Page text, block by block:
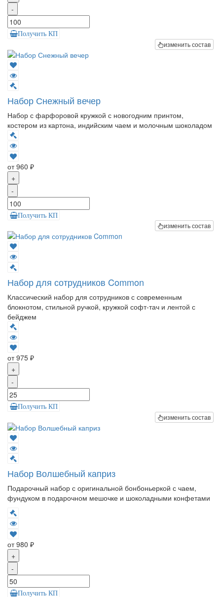
-
Получить КП
изменить состав
Набор Снежный вечер
Набор с фарфоровой кружкой с новогодним принтом,
костером из картона, индийским чаем и молочным шоколадом
от 960 ₽
+
-
Получить КП
изменить состав
Набор для сотрудников Common
Классический набор для сотрудников с современным
блокнотом, стильной ручкой, кружкой софт-тач и лентой с
бейджем
от 975 ₽
+
-
Получить КП
изменить состав
Набор Волшебный каприз
Подарочный набор с оригинальной бонбоньеркой с чаем,
фундуком в подарочном мешочке и шоколадными конфетами
от 980 ₽
+
-
Получить КП